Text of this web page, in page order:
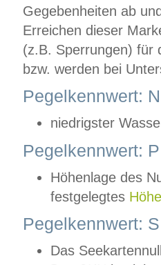
Gegebenheiten ab
Erreichen dieser
(z.B. Sperrungen) für
bzw. werden bei
Pegelkennwert:
niedrigster
Pegelkennwert:
Höhenlage des
festgelegtes
Pegelkennwert:
Das